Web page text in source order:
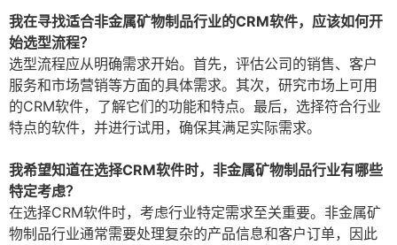
我在寻找适合非金属矿物制品行业的CRM软件，应该如何开
始选型流程？
选型流程应从明确需求开始。首先，评估公司的销售、客户
服务和市场营销等方面的具体需求。其次，研究市场上可用
的CRM软件，了解它们的功能和特点。最后，选择符合行业
特点的软件，并进行试用，确保其满足实际需求。
我希望知道在选择CRM软件时，非金属矿物制品行业有哪些
特定考虑？
在选择CRM软件时，考虑行业特定需求至关重要。非金属矿
物制品行业通常需要处理复杂的产品信息和客户订单，因此